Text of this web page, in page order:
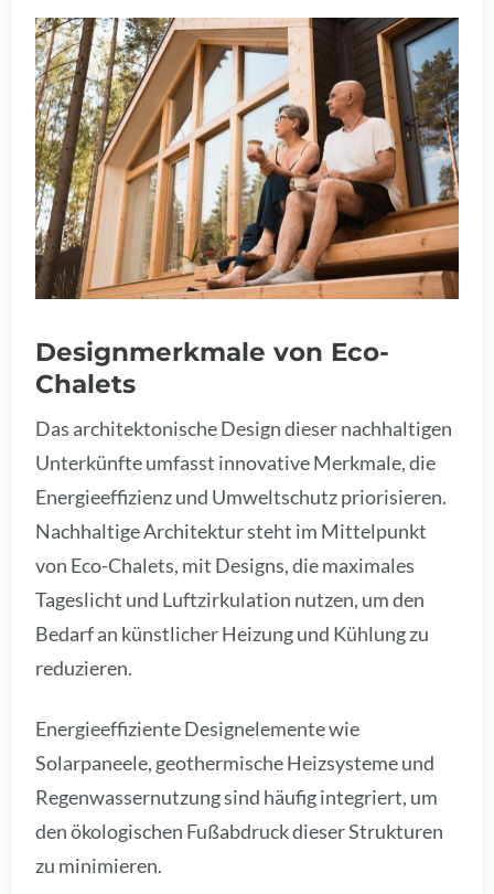
Designmerkmale von Eco-
Chalets
Das architektonische Design dieser nachhaltigen
Unterkünfte umfasst innovative Merkmale, die
Energieeffizienz und Umweltschutz priorisieren.
Nachhaltige Architektur steht im Mittelpunkt
von Eco-Chalets, mit Designs, die maximales
Tageslicht und Luftzirkulation nutzen, um den
Bedarf an künstlicher Heizung und Kühlung zu
reduzieren.
Energieeffiziente Designelemente wie
Solarpaneele, geothermische Heizsysteme und
Regenwassernutzung sind häufig integriert, um
den ökologischen Fußabdruck dieser Strukturen
zu minimieren.